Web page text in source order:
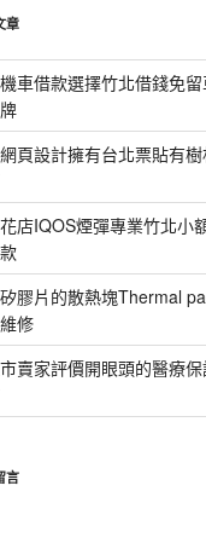
章
車借款選擇竹北借錢免
頁設計擁有台北票貼有
店IQOS煙彈專業竹北小
膠片的散熱塊Thermal
修
賣家評價開眼頭的醫療
言